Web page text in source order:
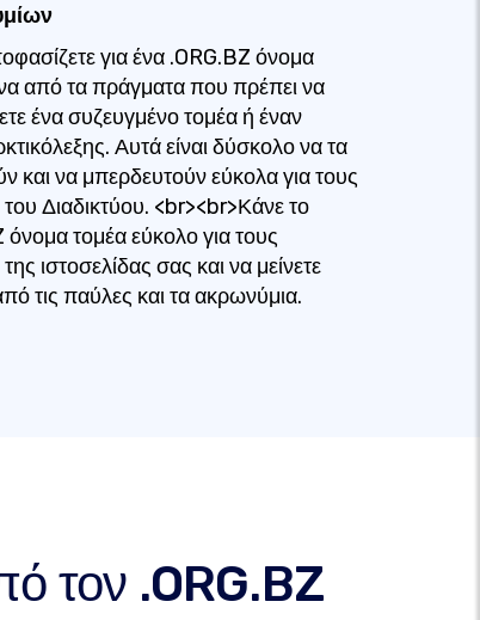
για ένα .ORG.BZ όνομα
από τα πράγματα που πρέπει να
ένα συζευγμένο τομέα ή έναν
Αυτά είναι δύσκολο να τα
και να μπερδευτούν εύκολα για τους
Διαδικτύου. <br><br>Κάνε το
όνομα τομέα εύκολο για τους
ιστοσελίδας σας και να μείνετε
τις παύλες και τα ακρωνύμια.
τον .ORG.BZ